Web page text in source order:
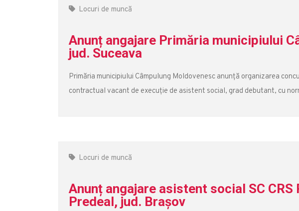
Locuri de muncă
Anunț angajare Primăria municipiului
jud. Suceava
Primăria municipiului Câmpulung Moldovenesc anunță organizarea
contractual vacant de execuție de asistent social, grad debutant, cu
Locuri de muncă
Anunț angajare asistent social SC CRS
Predeal, jud. Brașov